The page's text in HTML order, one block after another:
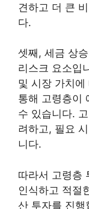
견하고 더 큰
다.
셋째, 세금 상
리스크 요소입
및 시장 가치
통해 고령층이
수 있습니다.
려하고, 필요
니다.
따라서 고령층
인식하고 적절
산 투자를 진행